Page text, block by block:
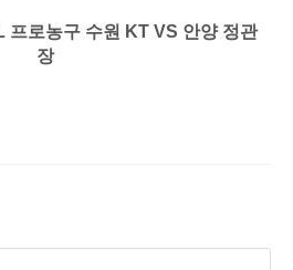
프로농구 수원 KT VS 안양 정관
장